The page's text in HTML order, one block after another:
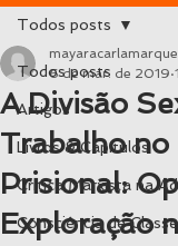
Todos posts
Artigos
Livros & Capítulos
Crítica Marxista na
Consciência de Classe
Todos posts
A Divisão
Trabalho no
Prisional:
Exploração
6 de mar. de 2019